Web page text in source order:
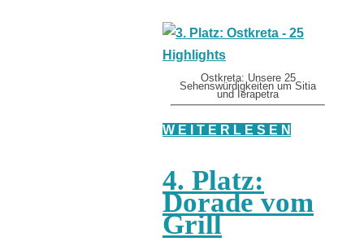
Ostkreta: Unsere 25
Sehenswürdigkeiten um Sitia
und Ierapetra
W E I T E R L E S E N
4. Platz:
Dorade vom
Grill